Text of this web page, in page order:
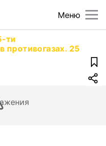
Меню
ти
противогазах. 25